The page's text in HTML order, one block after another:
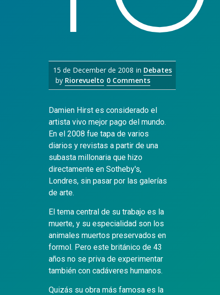
15 de December de 2008 in Debates
by Riorevuelto 0 Comments
Damien Hirst es considerado el
artista vivo mejor pago del mundo.
En el 2008 fue tapa de varios
diarios y revistas a partir de una
subasta millonaria que hizo
directamente en Sotheby's,
Londres, sin pasar por las galerías
de arte.
El tema central de su trabajo es la
muerte, y su especialidad son los
animales muertos preservados en
formol. Pero este británico de 43
años no se priva de experimentar
también con cadáveres humanos.
Quizás su obra más famosa es la